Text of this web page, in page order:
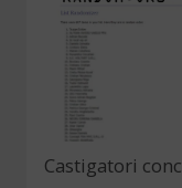
Castigatori